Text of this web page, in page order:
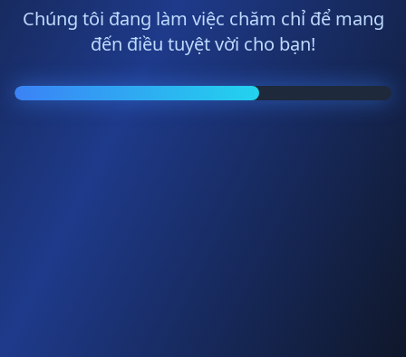
Chúng tôi đang làm việc chăm chỉ để mang
đến điều tuyệt vời cho bạn!